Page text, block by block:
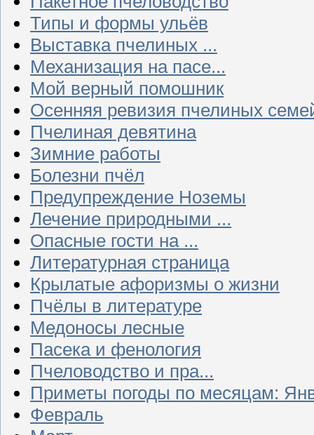
Типы и формы ульёв
Выставка пчелиных ...
Механизация на пасе...
Мой верный помошник
Осенняя ревизия пчелиных
Пчелиная девятина
Зимние работы
Болезни пчёл
Предупреждение Ноземы
Лечение природными ...
Опасные гости на ...
Литературная страница
Крылатые афоризмы о жизни
Пчёлы в литературе
Медоносы лесные
Пасека и фенология
Пчеловодство и пра...
Приметы погоды по месяцам:
Февраль